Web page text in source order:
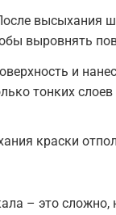
высыхания
выровнять
и
тонких
краски
– это